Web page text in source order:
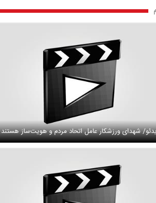
شهدای ورزشکار عامل اتحاد مردم و هویت‌ساز هستند